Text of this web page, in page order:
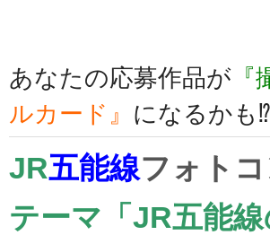
あなたの応募作品が
ルカード』 になるかも⁉
JR五能線フォト
テーマ「JR五能線